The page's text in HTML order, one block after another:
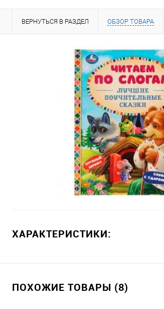
ВЕРНУТЬСЯ В РАЗДЕЛ ОБЗОР ТОВАРА
ХАРАКТЕРИСТИКИ:
ПОХОЖИЕ ТОВАРЫ (8)